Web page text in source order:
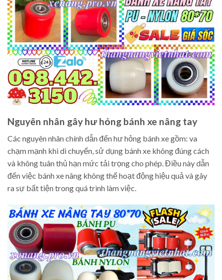
Nguyên nhân gây hư hỏng bánh xe nâng tay
Các nguyên nhân chính dẫn đến hư hỏng bánh xe gồm: va
chạm mạnh khi di chuyển, sử dụng bánh xe không đúng cách
và không tuân thủ hạn mức tải trọng cho phép. Điều này dẫn
đến việc bánh xe nâng không thể hoạt động hiệu quả và gây
ra sự bất tiện trong quá trình làm việc.